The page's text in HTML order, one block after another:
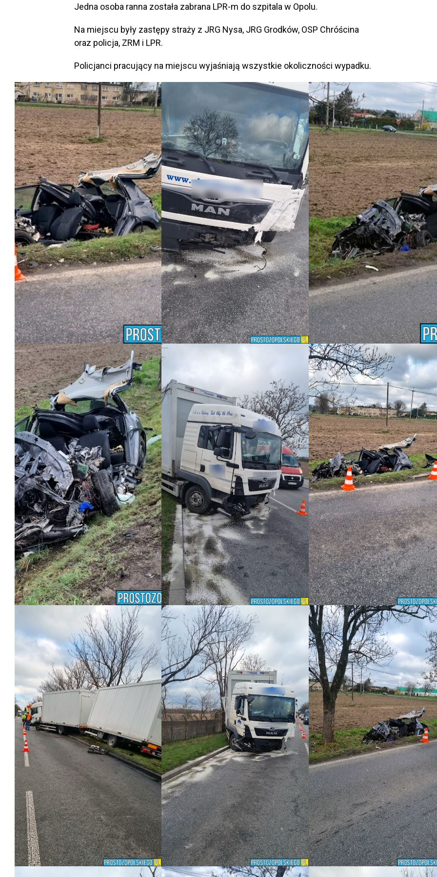
Jedna osoba ranna została zabrana LPR-m do szpitala w Opolu.
Na miejscu były zastępy straży z JRG Nysa, JRG Grodków, OSP Chróścina
oraz policja, ZRM i LPR.
Policjanci pracujący na miejscu wyjaśniają wszystkie okoliczności wypadku.